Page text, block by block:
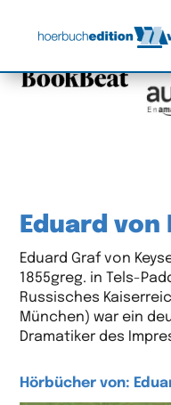
Eduard
Eduard Graf von
1855greg. in Tels-
Russisches
München) war ein
Dramatiker des
Hörbücher von: